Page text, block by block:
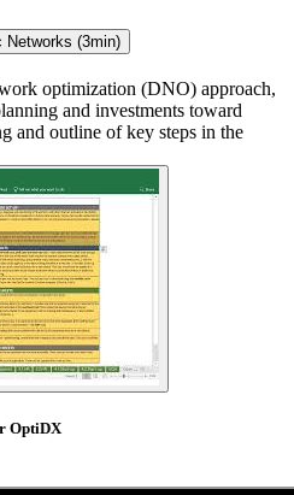
(3min)
optimization (DNO) approach,
and investments toward
and outline of key steps in the
OptiDX